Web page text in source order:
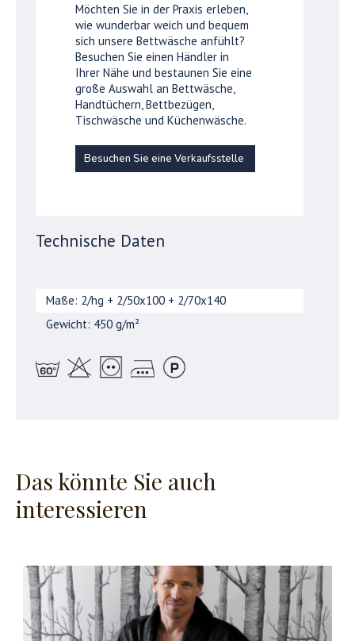
Möchten Sie in der Praxis erleben,
wie wunderbar weich und bequem
sich unsere Bettwäsche anfühlt?
Besuchen Sie einen Händler in
Ihrer Nähe und bestaunen Sie eine
große Auswahl an Bettwäsche,
Handtüchern, Bettbezügen,
Tischwäsche und Küchenwäsche.
Besuchen Sie eine Verkaufsstelle
Technische Daten
Maße: 2/hg + 2/50x100 + 2/70x140
Gewicht: 450 g/m²
Das könnte Sie auch
interessieren